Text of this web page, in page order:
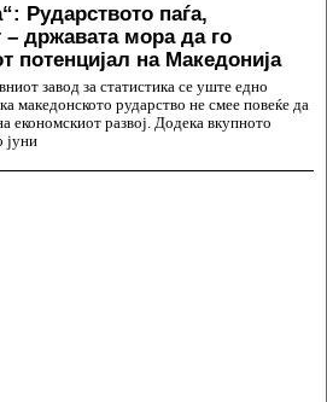
Рударството паѓа,
– државата мора да го
потенцијал на Македонија
завод за статистика се уште едно
македонското рударство не смее повеќе да
економскиот развој. Додека вкупното
јуни